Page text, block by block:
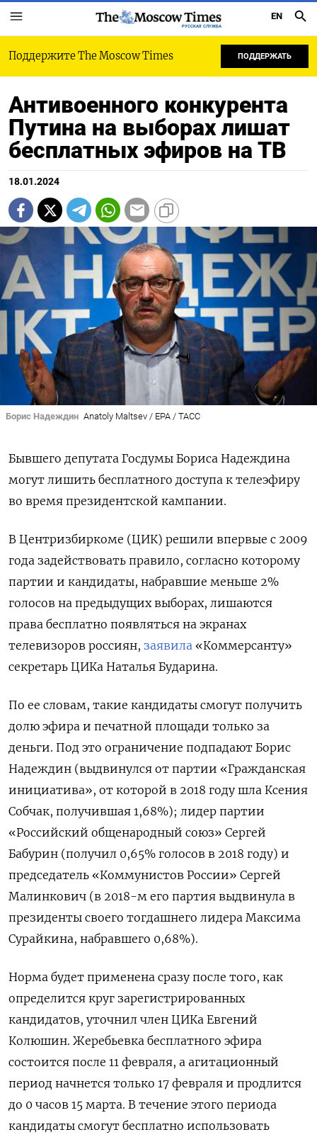
РУССКАЯ СЛУЖБА
EN
Поддержите The Moscow Times ПОДДЕРЖАТЬ
Антивоенного конкурента
Путина на выборах лишат
бесплатных эфиров на ТВ
18.01.2024
Борис Надеждин Anatoly Maltsev / EPA / ТАСС
Бывшего депутата Госдумы Бориса Надеждина
могут лишить бесплатного доступа к телеэфиру
во время президентской кампании.
В Центризбиркоме (ЦИК) решили впервые с 2009
года задействовать правило, согласно которому
партии и кандидаты, набравшие меньше 2%
голосов на предыдущих выборах, лишаются
права бесплатно появляться на экранах
телевизоров россиян, заявила «Коммерсанту»
секретарь ЦИКа Наталья Бударина.
По ее словам, такие кандидаты смогут получить
долю эфира и печатной площади только за
деньги. Под это ограничение подпадают Борис
Надеждин (выдвинулся от партии «Гражданская
инициатива», от которой в 2018 году шла Ксения
Собчак, получившая 1,68%); лидер партии
«Российский общенародный союз» Сергей
Бабурин (получил 0,65% голосов в 2018 году) и
председатель «Коммунистов России» Сергей
Малинкович (в 2018-м его партия выдвинула в
президенты своего тогдашнего лидера Максима
Сурайкина, набравшего 0,68%).
Норма будет применена сразу после того, как
определится круг зарегистрированных
кандидатов, уточнил член ЦИКа Евгений
Колюшин. Жеребьевка бесплатного эфира
состоится после 11 февраля, а агитационный
период начнется только 17 февраля и продлится
до 0 часов 15 марта. В течение этого периода
кандидаты смогут бесплатно использовать